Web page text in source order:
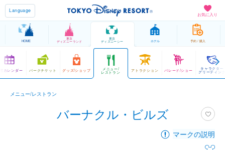
お気に入り
Language
HOME
東京
ディズニーランド
東京
ディズニーシー ホテル 予約 / 購入
カレンダー パークチケット グッズ/ショップ メニュー/
レストラン アトラクション パレード/ショー キャラクター
グリーティング
メニュー/レストラン
バーナクル・ビルズ
マークの説明